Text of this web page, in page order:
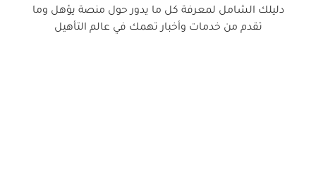
دليلك الشامل لمعرفة كل ما يدور حول منصة يؤهل وما
تقدم من خدمات وأخبار تهمك في عالم التأهيل